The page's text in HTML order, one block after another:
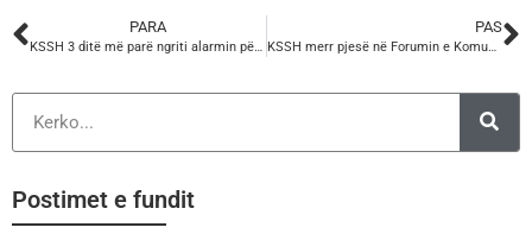
PARA
KSSH 3 ditë më parë ngriti alarmin për kantieret e ndërtimit, sot u shënua viktima e radhës!
PAS
KSSH merr pjesë në Forumin e Komuniteteve dhe Biznesit për Migracionin dhe Diasporën.
Postimet e fundit